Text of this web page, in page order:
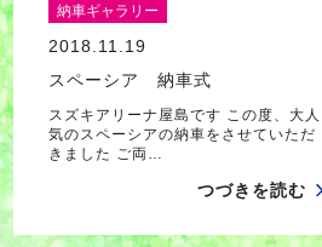
納車ギャラリー
2018.11.19
スペーシア 納車式
スズキアリーナ屋島です この度、大人
気のスペーシアの納車をさせていただ
きました ご両…
つづきを読む